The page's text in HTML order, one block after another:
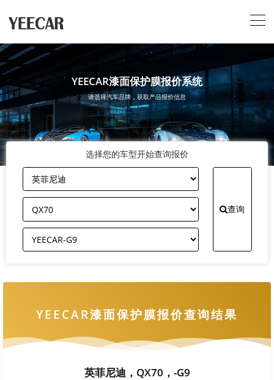
YEECAR漆面保护膜报价系统
请选择汽车品牌，获取产品报价信息
选择您的车型开始查询报价
查询
YEECAR漆面保护膜报价查询结果
英菲尼迪，QX70，-G9